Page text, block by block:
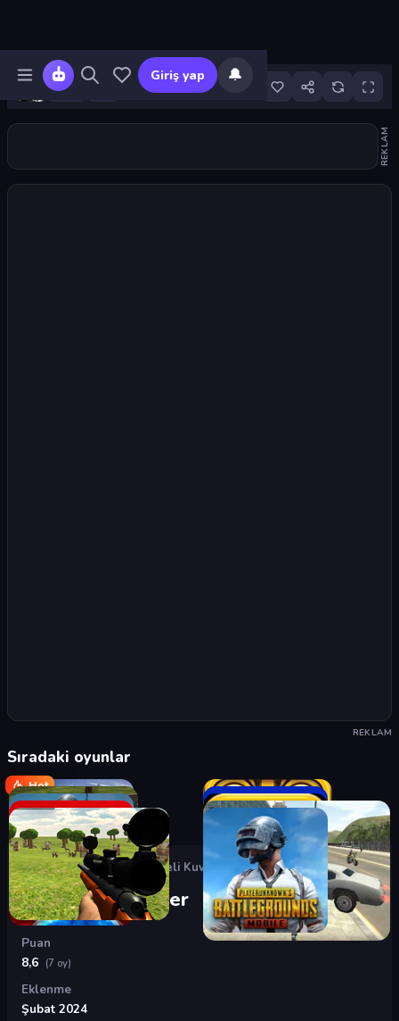
Giriş yap 🔔
6
REKLAM
REKLAM
Sıradaki oyunlar
Hot
Oyunlar›3D Oyunlar Maskeli Kuvvetler
Maskeli Kuvvetler
Puan
8,6 (7 oy)
Eklenme
Şubat 2024